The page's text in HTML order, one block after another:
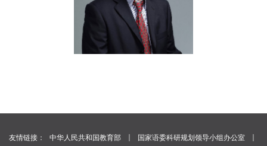
友情链接： 中华人民共和国教育部 国家语委科研规划领导小组办公室